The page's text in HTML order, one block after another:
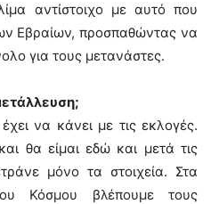
αντίστοιχο με αυτό που
Εβραίων, προσπαθώντας να
για τους μετανάστες.
να κάνει με τις εκλογές.
θα είμαι εδώ και μετά τις
μόνο τα στοιχεία. Στα
Κόσμου βλέπουμε τους